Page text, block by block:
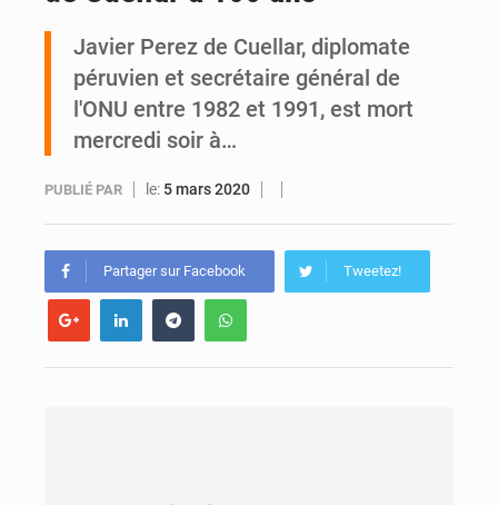
SOTRA / Yopougon : la gare Kouté délocalisée temporairement vers SIDECI pour la fête de l’Indépendance
Javier Perez de Cuellar, diplomate
péruvien et secrétaire général de
l'ONU entre 1982 et 1991, est mort
mercredi soir à…
PUBLIÉ PAR le: 5 mars 2020
Partager sur Facebook Tweetez!